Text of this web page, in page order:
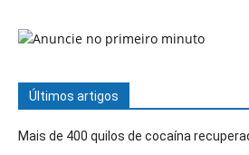
Últimos artigos
Mais de 400 quilos de cocaína